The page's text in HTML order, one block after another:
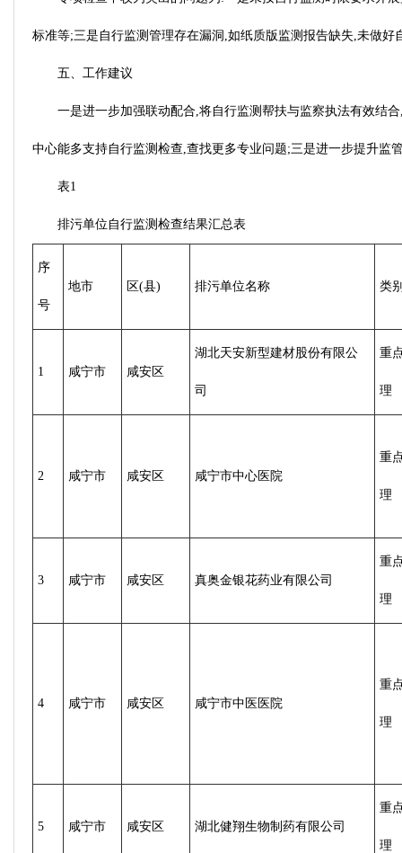
标准等;三是自行监测管理存在漏洞,如纸质版监测报告缺失,未做
五、工作建议
一是进一步加强联动配合,将自行监测帮扶与监察执法有效结
中心能多支持自行监测检查,查找更多专业问题;三是进一步提升
表1
排污单位自行监测检查结果汇总表
序
号
地市 区(县) 排污单位名称 类
1 咸宁市 咸安区
湖北天安新型建材股份有限公
司
重
理
2 咸宁市 咸安区 咸宁市中心医院
重
理
3 咸宁市 咸安区 真奥金银花药业有限公司
重
理
4 咸宁市 咸安区 咸宁市中医医院
重
理
5 咸宁市 咸安区 湖北健翔生物制药有限公司
重
理